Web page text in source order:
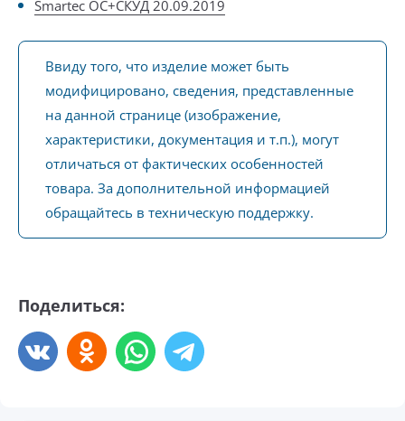
Smartec ОС+СКУД 20.09.2019
Ввиду того, что изделие может быть
модифицировано, сведения, представленные
на данной странице (изображение,
характеристики, документация и т.п.), могут
отличаться от фактических особенностей
товара. За дополнительной информацией
обращайтесь в техническую поддержку.
Поделиться: